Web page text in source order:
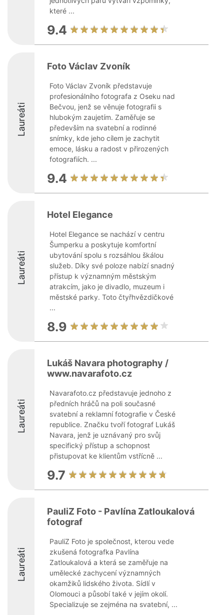
které ...
9.4
Laureáti
Foto Václav Zvoník
Foto Václav Zvoník představuje
profesionálního fotografa z Oseku nad
Bečvou, jenž se věnuje fotografii s
hlubokým zaujetím. Zaměřuje se
především na svatební a rodinné
snímky, kde jeho cílem je zachytit
emoce, lásku a radost v přirozených
fotografiích. ...
9.4
Laureáti
Hotel Elegance
Hotel Elegance se nachází v centru
Šumperku a poskytuje komfortní
ubytování spolu s rozsáhlou škálou
služeb. Díky své poloze nabízí snadný
přístup k významným městským
atrakcím, jako je divadlo, muzeum i
městské parky. Toto čtyřhvězdičkové
...
8.9
Laureáti
Lukáš Navara photography /
www.navarafoto.cz
Navarafoto.cz představuje jednoho z
předních hráčů na poli současné
svatební a reklamní fotografie v České
republice. Značku tvoří fotograf Lukáš
Navara, jenž je uznávaný pro svůj
specifický přístup a schopnost
přistupovat ke klientům vstřícně ...
9.7
Laureáti
PauliZ Foto - Pavlína Zatloukalová
fotograf
PauliZ Foto je společnost, kterou vede
zkušená fotografka Pavlína
Zatloukalová a která se zaměřuje na
umělecké zachycení významných
okamžiků lidského života. Sídlí v
Olomouci a působí také v jejím okolí.
Specializuje se zejména na svatební, ...